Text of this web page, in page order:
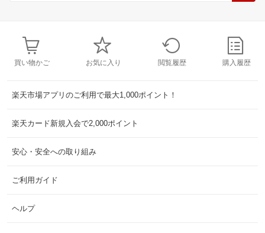
買い物かご お気に入り 閲覧履歴 購入履歴
楽天市場アプリのご利用で最大1,000ポイント！
楽天カード新規入会で2,000ポイント
安心・安全への取り組み
ご利用ガイド
ヘルプ